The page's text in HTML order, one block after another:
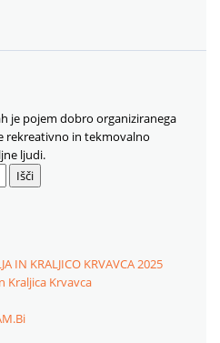
je pojem dobro organiziranega
rekreativno in tekmovalno
ljudi.
IN KRALJICO KRVAVCA 2025
Kraljica Krvavca